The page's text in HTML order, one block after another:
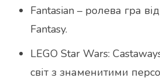
Fantasian – ролева гра
Fantasy.
LEGO Star Wars:
світ з знаменитими